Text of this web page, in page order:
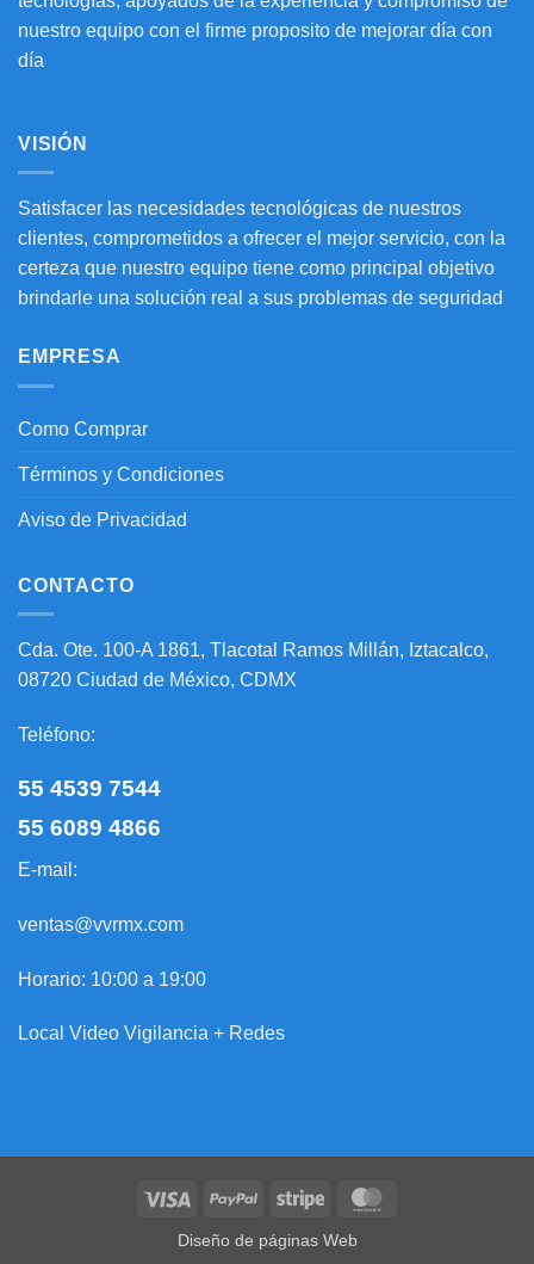
nuestro equipo con el firme proposito de mejorar día con
día
VISIÓN
Satisfacer las necesidades tecnológicas de nuestros
clientes, comprometidos a ofrecer el mejor servicio, con la
certeza que nuestro equipo tiene como principal objetivo
brindarle una solución real a sus problemas de seguridad
EMPRESA
Como Comprar
Términos y Condiciones
Aviso de Privacidad
CONTACTO
Cda. Ote. 100-A 1861, Tlacotal Ramos Millán, Iztacalco,
08720 Ciudad de México, CDMX
Teléfono:
55 4539 7544
55 6089 4866
E-mail:
ventas@vvrmx.com
Horario: 10:00 a 19:00
Local Video Vigilancia + Redes
Visa PayPal Stripe
Diseño de páginas Web